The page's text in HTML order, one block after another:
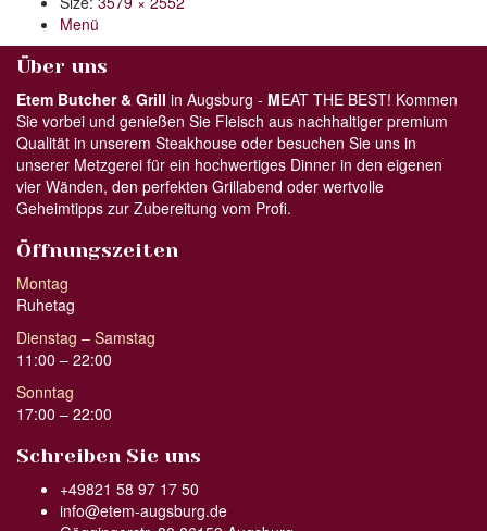
Menü
Über uns
Etem Butcher & Grill in Augsburg - MEAT THE BEST! Kommen
Sie vorbei und genießen Sie Fleisch aus nachhaltiger premium
Qualität in unserem Steakhouse oder besuchen Sie uns in
unserer Metzgerei für ein hochwertiges Dinner in den eigenen
vier Wänden, den perfekten Grillabend oder wertvolle
Geheimtipps zur Zubereitung vom Profi.
Öffnungszeiten
Montag
Ruhetag
Dienstag – Samstag
11:00 – 22:00
Sonntag
17:00 – 22:00
Schreiben Sie uns
+49821 58 97 17 50
info@etem-augsburg.de